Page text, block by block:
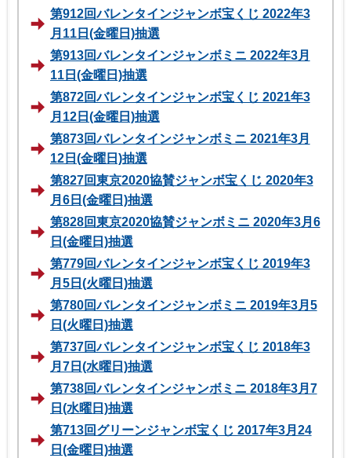
第912回バレンタインジャンボ宝くじ 2022年3
月11日(金曜日)抽選
第913回バレンタインジャンボミニ 2022年3月
11日(金曜日)抽選
第872回バレンタインジャンボ宝くじ 2021年3
月12日(金曜日)抽選
第873回バレンタインジャンボミニ 2021年3月
12日(金曜日)抽選
第827回東京2020協賛ジャンボ宝くじ 2020年3
月6日(金曜日)抽選
第828回東京2020協賛ジャンボミニ 2020年3月6
日(金曜日)抽選
第779回バレンタインジャンボ宝くじ 2019年3
月5日(火曜日)抽選
第780回バレンタインジャンボミニ 2019年3月5
日(火曜日)抽選
第737回バレンタインジャンボ宝くじ 2018年3
月7日(水曜日)抽選
第738回バレンタインジャンボミニ 2018年3月7
日(水曜日)抽選
第713回グリーンジャンボ宝くじ 2017年3月24
日(金曜日)抽選